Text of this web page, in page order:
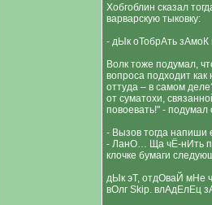
Хобгоблин сказал
варварскую тыковку:
- дЫк оТобрАть
Волк тоже подумал,
вопроса подходит
оттуда – в самом
от суматохи,
повоевать!" - подумал
- Вызов тогда напиши
- ЛанО… Ща чЁ-нИть
клочке бумаги
дЫк эТ, отдОваЙ мНе
вОлг Skip. влАдЕлЕц